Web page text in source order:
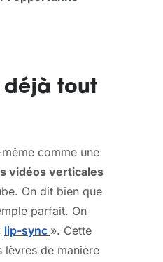
déjà tout
comme une
vidéos verticales
On dit bien que
parfait. On
lip-sync ». Cette
lèvres de manière